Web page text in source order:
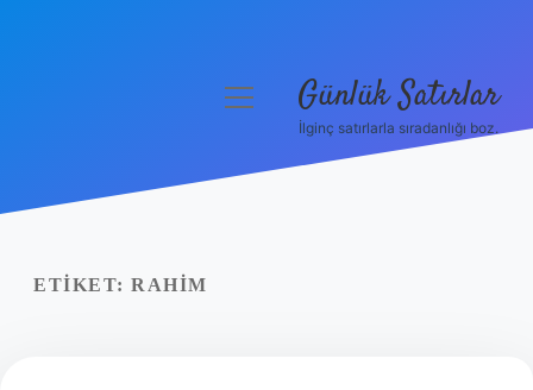
Yasal Uyarı
menüyü Günlük Satırlar
İlginç satırlarla sıradanlığı boz.
ETIKET: RAHIM